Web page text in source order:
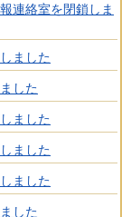
連絡室を閉鎖しま
ました
した
ました
ました
ました
した